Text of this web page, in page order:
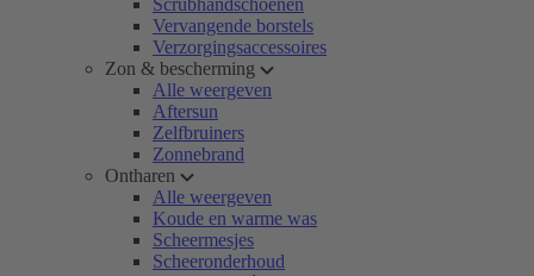
Scrubhandschoenen
Vervangende borstels
Verzorgingsaccessoires
Zon & bescherming
Alle weergeven
Aftersun
Zelfbruiners
Zonnebrand
Ontharen
Alle weergeven
Koude en warme was
Scheermesjes
Scheeronderhoud